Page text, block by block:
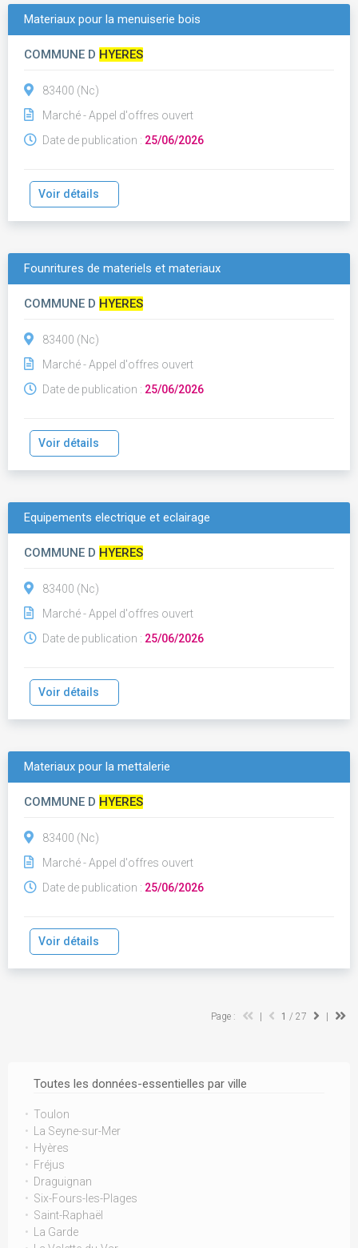
Toutes les données-essentielles par ville
Toulon
La Seyne-sur-Mer
Hyères
Fréjus
Draguignan
Six-Fours-les-Plages
Saint-Raphaël
La Garde
Materiaux pour la menuiserie bois
COMMUNE D HYERES
83400 (Nc)
Marché - Appel d'offres ouvert
Date de publication : 25/06/2026
Voir détails
Founritures de materiels et materiaux
COMMUNE D HYERES
83400 (Nc)
Marché - Appel d'offres ouvert
Date de publication : 25/06/2026
Voir détails
Equipements electrique et eclairage
COMMUNE D HYERES
83400 (Nc)
Marché - Appel d'offres ouvert
Date de publication : 25/06/2026
Voir détails
Materiaux pour la mettalerie
COMMUNE D HYERES
83400 (Nc)
Marché - Appel d'offres ouvert
Date de publication : 25/06/2026
Voir détails
Page : 1 / 27